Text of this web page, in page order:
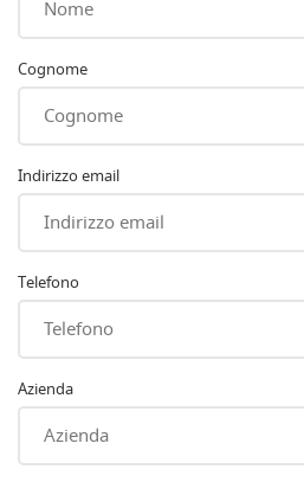
Cognome
Indirizzo email
Telefono
Azienda